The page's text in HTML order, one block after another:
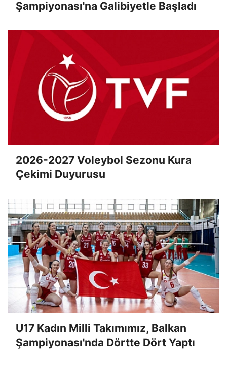
Şampiyonası'na Galibiyetle Başladı
2026-2027 Voleybol Sezonu Kura
Çekimi Duyurusu
U17 Kadın Milli Takımımız, Balkan
Şampiyonası'nda Dörtte Dört Yaptı